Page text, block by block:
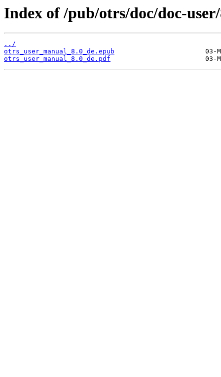
Index of /pub/otrs/doc/doc-
../
otrs_user_manual_8.0_de.epub
otrs_user_manual_8.0_de.pdf